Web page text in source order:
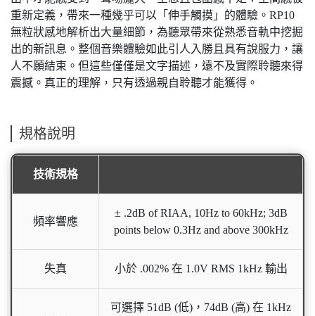
重新定義，帶來一種幾乎可以「伸手觸摸」的體驗。RP10
無粒狀感地解析出大量細節，為聽眾帶來從熟悉音軌中挖掘
出的新訊息。整個音樂體驗如此引人入勝且具有說服力，讓
人不願結束。但這些僅僅是文字描述，遠不及實際聆聽來得
震撼。真正的理解，只有透過親自聆聽才能獲得。
規格說明
技術規格
頻率響應
± .2dB of RIAA, 10Hz to 60kHz; 3dB
points below 0.3Hz and above 300kHz
失真 小於 .002% 在 1.0V RMS 1kHz 輸出
可選擇 51dB (低)，74dB (高) 在 1kHz